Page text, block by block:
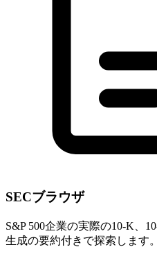
SECブラウザ
S&P 500企業の実際の10-K、
生成の要約付きで探索します。